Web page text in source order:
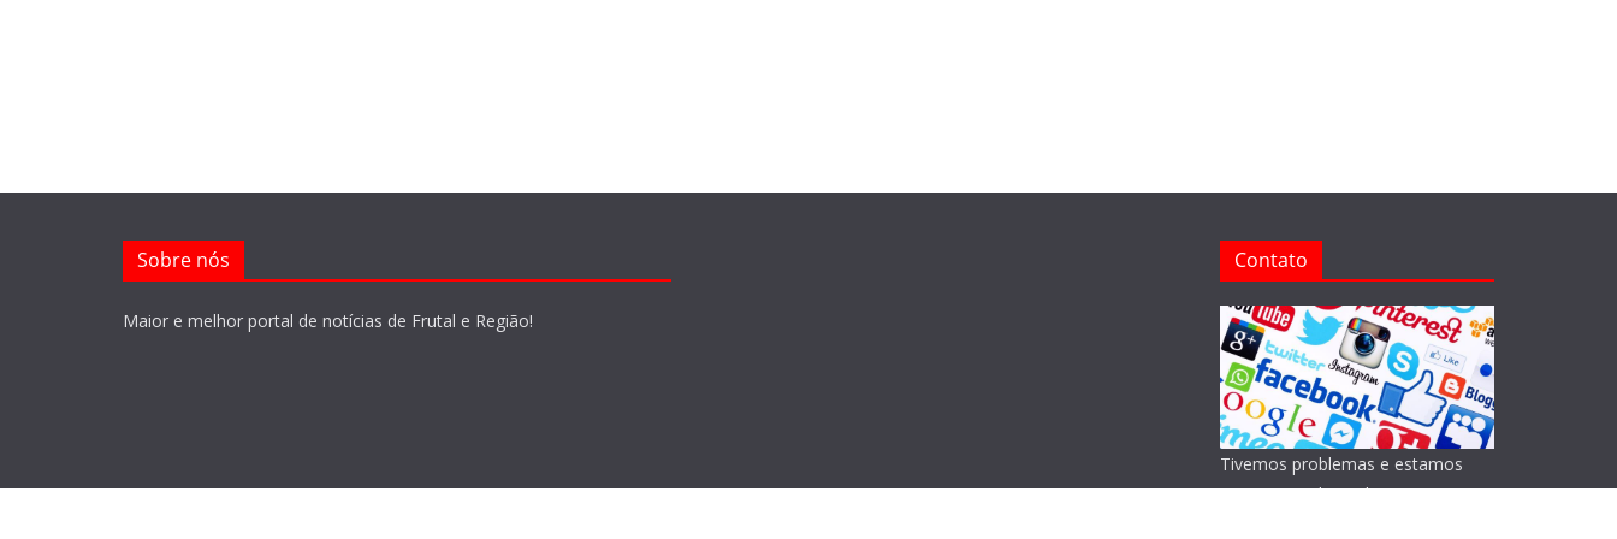
Sobre nós
Maior e melhor portal de notícias de Frutal e Região!
Contato
Tivemos problemas e estamos
reorganizando o Blog!